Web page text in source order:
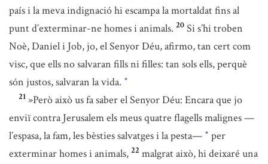
país i la meva indignació hi escampa la mortaldat fins al
punt d’exterminar-ne homes i animals. 20 Si s’hi troben
Noè, Daniel i Job, jo, el Senyor Déu, afirmo, tan cert com
visc, que ells no salvaran fills ni filles: tan sols ells, perquè
són justos, salvaran la vida. *
21 »Però això us fa saber el Senyor Déu: Encara que jo
enviï contra Jerusalem els meus quatre flagells malignes —
l’espasa, la fam, les bèsties salvatges i la pesta— * per
exterminar homes i animals, 22 malgrat això, hi deixaré una